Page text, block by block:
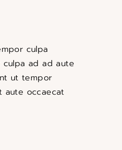
culpa
culpa ad ad aute
ut tempor
aute occaecat